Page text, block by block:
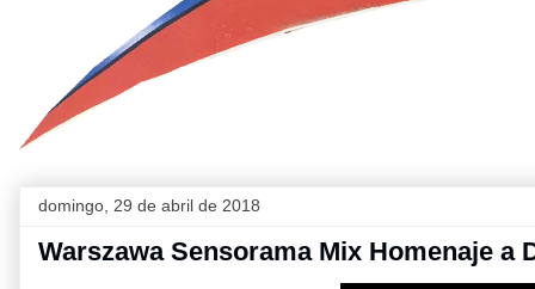
domingo, 29 de abril de 2018
Warszawa Sensorama Mix Homenaje a